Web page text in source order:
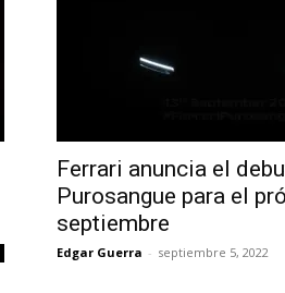
Ferrari anuncia el
Purosangue para el
septiembre
Edgar Guerra - septiembre 5, 2022